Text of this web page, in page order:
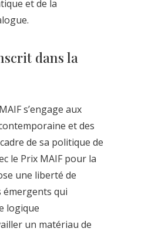
et de la
dans la
s’engage aux
et des
de sa politique de
le Prix MAIF pour la
une liberté de
qui
logique
un matériau de